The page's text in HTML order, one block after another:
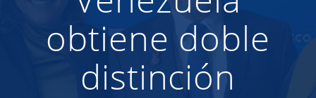
obtiene doble
distinción